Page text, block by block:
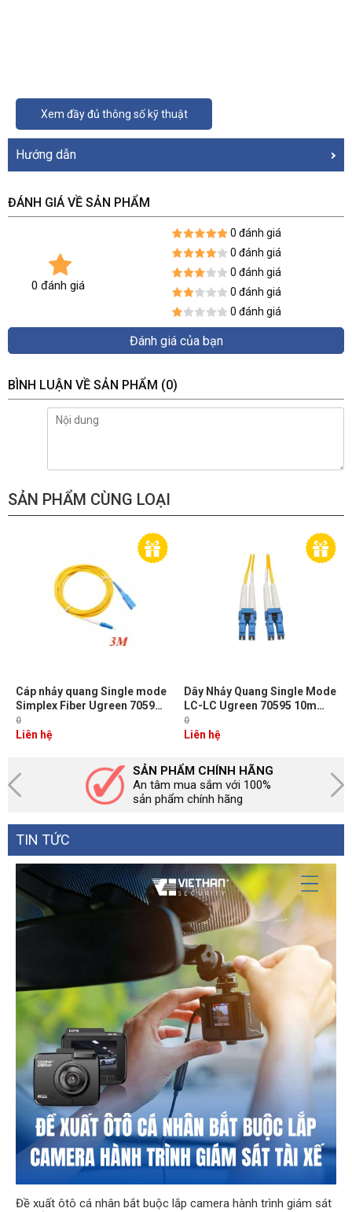
Xem đầy đủ thông số kỹ thuật
Hướng dẫn
ĐÁNH GIÁ VỀ SẢN PHẨM
0 đánh giá
0 đánh giá
0 đánh giá
0 đánh giá
0 đánh giá
0 đánh giá
Đánh giá của bạn
BÌNH LUẬN VỀ SẢN PHẨM (0)
SẢN PHẨM CÙNG LOẠI
Cáp nhảy quang Single mode
Simplex Fiber Ugreen 70596
Dài 3M đầu LC-SC Màu Vàng
NW217
0
Liên hệ
Dây Nhảy Quang Single Mode
LC-LC Ugreen 70595 10m
Chuẩn UPC, Bước Sóng
1310/1550nm
0
Liên hệ
SẢN PHẨM CHÍNH HÃNG
An tâm mua sắm với 100%
sản phẩm chính hãng
TIN TỨC
Đề xuất ôtô cá nhân bắt buộc lắp camera hành trình giám sát